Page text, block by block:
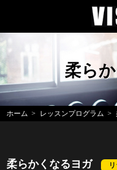
柔ら
ホーム レッスンプログラム
柔らかくなるヨガ